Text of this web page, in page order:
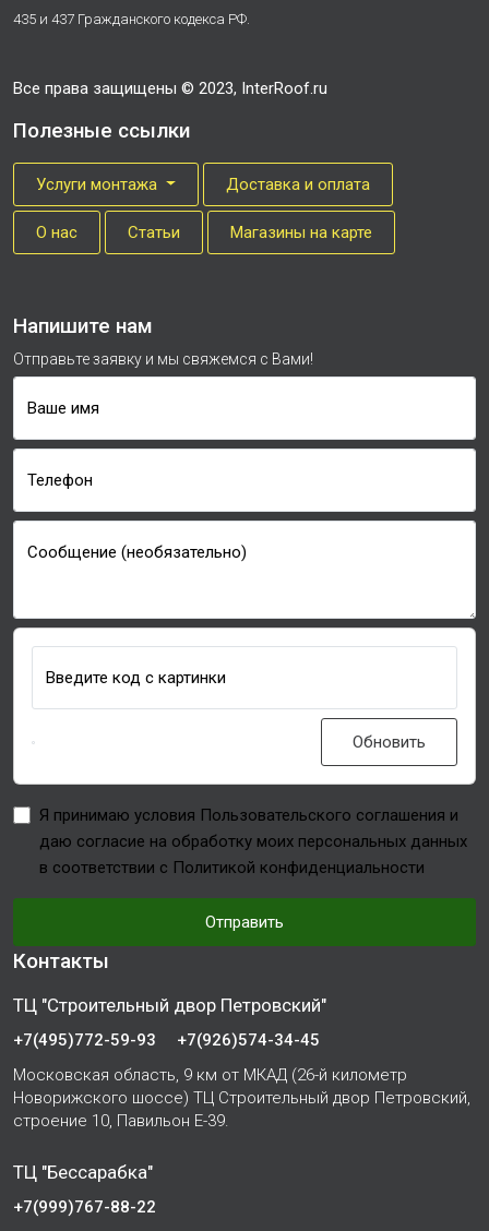
435 и 437 Гражданского кодекса РФ.
Все права защищены © 2023, InterRoof.ru
Полезные ссылки
Услуги монтажа Доставка и оплата
О нас Cтатьи Магазины на карте
Напишите нам
Отправьте заявку и мы свяжемся с Вами!
Ваше имя
Телефон
Сообщение (необязательно)
Введите код с картинки
Обновить
Я принимаю условия Пользовательского соглашения и
даю согласие на обработку моих персональных данных
в соответствии с Политикой конфиденциальности
Отправить
Контакты
ТЦ "Строительный двор Петровский"
+7(495)772-59-93
+7(926)574-34-45
Московская область, 9 км от МКАД (26-й километр
Новорижского шоссе) ТЦ Строительный двор Петровский,
строение 10, Павильон Е-39.
ТЦ "Бессарабка"
+7(999)767-88-22